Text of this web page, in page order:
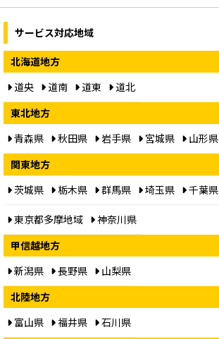
サービス対応地域
北海道地方
道央
道南 道東
道北
東北地方
青森県
秋田県 岩手県 宮城県 山形県
関東地方
茨城県
栃木県 群馬県 埼玉県 千葉県
東京都多摩地域
神奈川県
甲信越地方
新潟県
長野県
山梨県
北陸地方
富山県
福井県
石川県